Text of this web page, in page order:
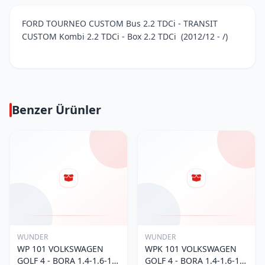
FORD TOURNEO CUSTOM Bus 2.2 TDCi - TRANSIT
CUSTOM Kombi 2.2 TDCi - Box 2.2 TDCi (2012/12 - /)
Benzer Ürünler
WUNDER
WP 101 VOLKSWAGEN
GOLF 4 - BORA 1.4-1.6-1.8
WUNDER
WPK 101 VOLKSWAGEN
GOLF 4 - BORA 1.4-1.6-1.8